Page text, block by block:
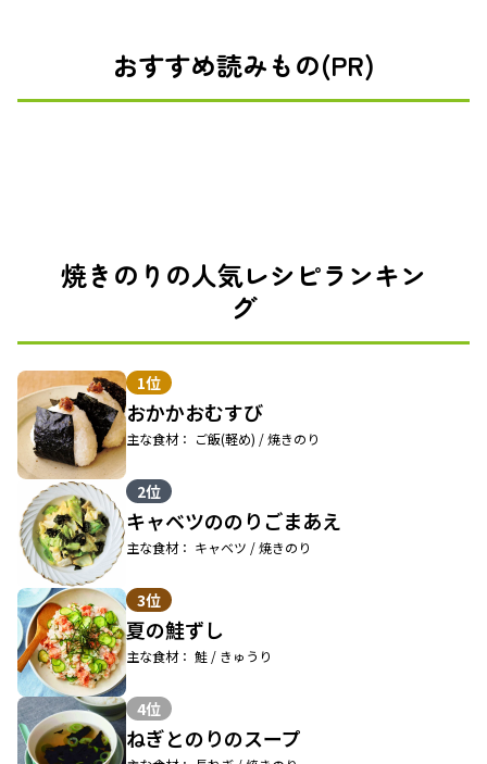
おすすめ読みもの(PR)
焼きのりの人気レシピランキン
グ
1位
おかかおむすび
主な食材： ご飯(軽め) / 焼きのり
2位
キャベツののりごまあえ
主な食材： キャベツ / 焼きのり
3位
夏の鮭ずし
主な食材： 鮭 / きゅうり
4位
ねぎとのりのスープ